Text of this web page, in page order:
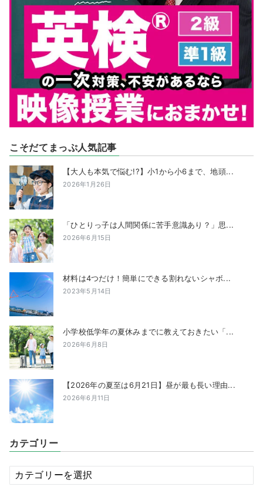
こそだてまっぷ人気記事
【大人も本気で悩む!?】小1から小6まで、地頭...
2026年1月26日
「ひとりっ子は人間関係に苦手意識あり？」思...
2026年6月15日
材料は4つだけ！簡単にできる割れないシャボ...
2023年5月14日
小学校低学年の夏休みまでに教えておきたい「...
2026年6月8日
【2026年の夏至は6月21日】昼が最も長い理由...
2026年6月11日
カテゴリー
カ
テ